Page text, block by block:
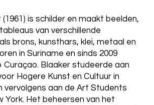
is schilder en maakt beelden,
van verschillende
brons, kunsthars, klei, metaal en
in Suriname en sinds 2009
Curaçao. Blaaker studeerde aan
Hogere Kunst en Cultuur in
vervolgens aan de Art Students
York. Het beheersen van het